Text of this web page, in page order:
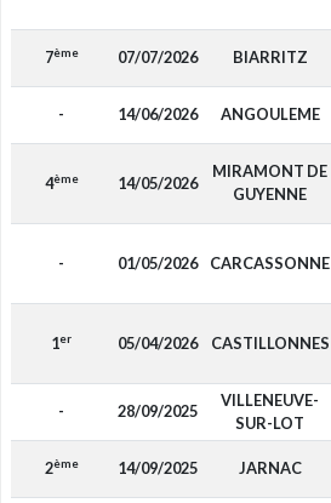
7ème 07/07/2026 BIARRITZ
- 14/06/2026 ANGOULEME
4ème 14/05/2026
MIRAMONT DE
GUYENNE
- 01/05/2026 CARCASSONNE
1er 05/04/2026 CASTILLONNES
- 28/09/2025
VILLENEUVE-
SUR-LOT
2ème 14/09/2025 JARNAC